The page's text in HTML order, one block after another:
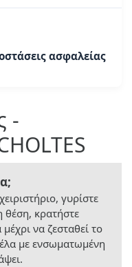
ασφαλείας
-
γυρίστε
θέση, κρατήστε
να ζεσταθεί το
με ενσωματωμένη